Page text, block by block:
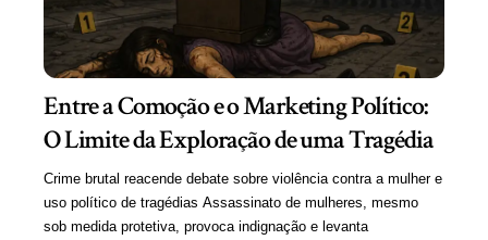
Entre a Comoção e o Marketing Político:
O Limite da Exploração de uma Tragédia
Crime brutal reacende debate sobre violência contra a mulher e
uso político de tragédias Assassinato de mulheres, mesmo
sob medida protetiva, provoca indignação e levanta